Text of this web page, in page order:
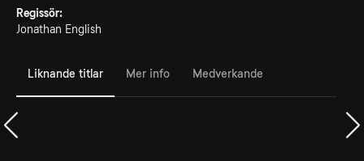
Regissör:
Jonathan English
Liknande titlar Mer info Medverkande